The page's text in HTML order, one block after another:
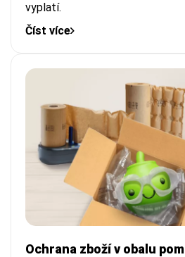
vyplatí.
Číst více
Ochrana zboží v obalu